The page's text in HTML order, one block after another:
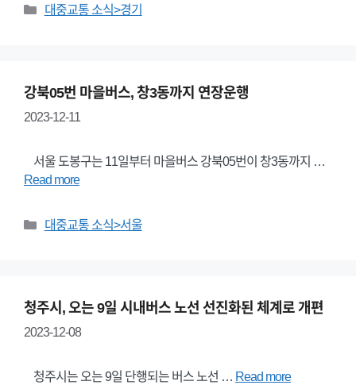
Categories
대중교통 소식>경기
강북05번 마을버스, 창3동까지 연장운행
2023-12-11
서울 도봉구는 11일부터 마을버스 강북05번이 창3동까지 …
Read more
Categories
대중교통 소식>서울
청주시, 오는 9일 시내버스 노선 선진화된 체계로 개편
2023-12-08
청주시는 오는 9일 단행되는 버스 노선 … Read more